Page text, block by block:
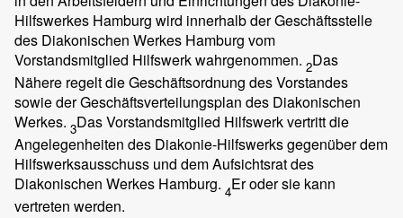
Hilfswerkes Hamburg wird innerhalb der Geschäftsstelle
des Diakonischen Werkes Hamburg vom
Vorstandsmitglied Hilfswerk wahrgenommen. 2Das
Nähere regelt die Geschäftsordnung des Vorstandes
sowie der Geschäftsverteilungsplan des Diakonischen
Werkes. 3Das Vorstandsmitglied Hilfswerk vertritt die
Angelegenheiten des Diakonie-Hilfswerks gegenüber dem
Hilfswerksausschuss und dem Aufsichtsrat des
Diakonischen Werkes Hamburg. 4Er oder sie kann
vertreten werden.